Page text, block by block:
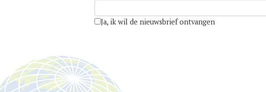
Ja, ik wil de nieuwsbrief ontvangen